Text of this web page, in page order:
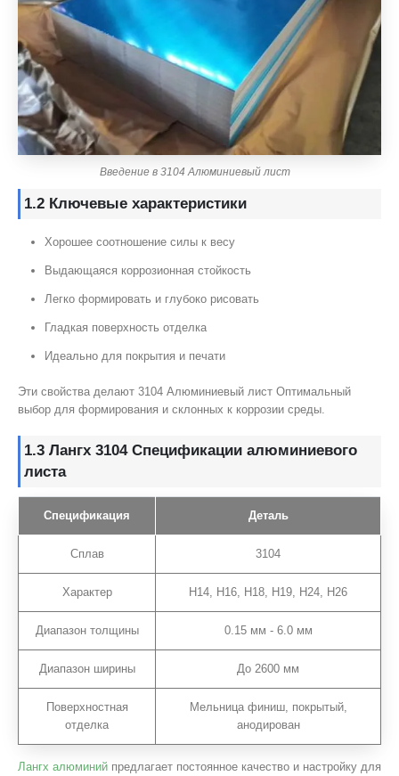
Введение в 3104 Алюминиевый лист
1.2 Ключевые характеристики
Хорошее соотношение силы к весу
Выдающаяся коррозионная стойкость
Легко формировать и глубоко рисовать
Гладкая поверхность отделка
Идеально для покрытия и печати
Эти свойства делают 3104 Алюминиевый лист Оптимальный
выбор для формирования и склонных к коррозии среды.
1.3 Лангх 3104 Спецификации алюминиевого
листа
Спецификация Деталь
Сплав 3104
Характер H14, H16, H18, H19, H24, H26
Диапазон толщины 0.15 мм - 6.0 мм
Диапазон ширины До 2600 мм
Поверхностная
отделка
Мельница финиш, покрытый,
анодирован
Лангх алюминий предлагает постоянное качество и настройку для